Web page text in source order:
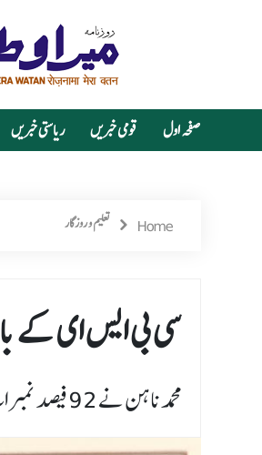
صفحہ اول قومی خبریں ریاستی خبریں
Home تعلیم و روزگار
سی بی ایس ای کے
محمد ناہن نے 92 فیصد نمبرات حاصل کر اسکول اور والدین کا نام کیا روشن